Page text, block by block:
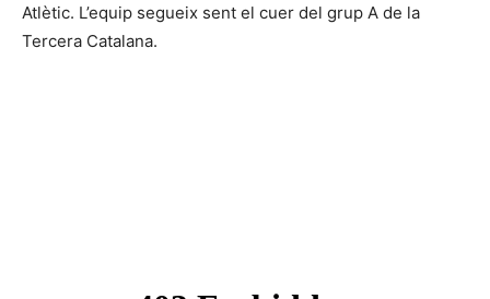
Atlètic. L’equip segueix sent el cuer del grup A de la
Tercera Catalana.